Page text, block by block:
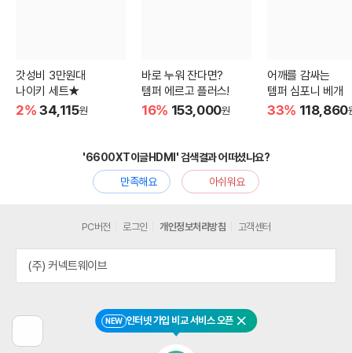
갓성비 3만원대
나이키 세트★
2% 34,115원
바로 누워 잔다면?
템퍼 에르고 플러스!
16% 153,000원
어깨를 감싸는
템퍼 심포니 베개
33% 118,860
'6600XT이글HDMI' 검색결과 어떠셨나요?
만족해요
아쉬워요
전
NEW 인터넷 가입 비교 서비스 오픈 닫기
PC버전 로그인 개인정보처리방침 고객센터
(주) 커넥트웨이브